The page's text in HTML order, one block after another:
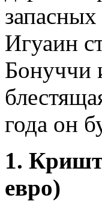
Игуаин
Бонуччи
года он
1.
евро)